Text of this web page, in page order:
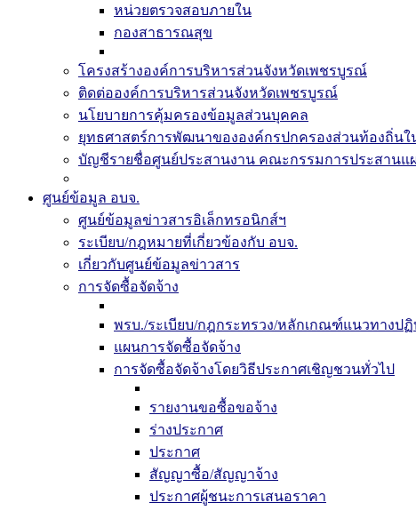
หน่วยตรวจสอบภายใน
กองสาธารณสุข
โครงสร้างองค์การบริหารส่วนจังหวัดเพชรบูรณ์
ติดต่อองค์การบริหารส่วนจังหวัดเพชรบูรณ์
นโยบายการคุ้มครองข้อมูลส่วนบุคคล
ยุทธศาสตร์การพัฒนาขององค์กรปกครองส่วนท้องถิ่นใ
บัญชีรายชื่อศูนย์ประสานงาน คณะกรรมการประสานแ
ศูนย์ข้อมูล อบจ.
ศูนย์ข้อมูลข่าวสารอิเล็กทรอนิกส์ฯ
ระเบียบ/กฎหมายที่เกี่ยวข้องกับ อบจ.
เกี่ยวกับศูนย์ข้อมูลข่าวสาร
การจัดซื้อจัดจ้าง
พรบ./ระเบียบ/กฎกระทรวง/หลักเกณฑ์แนวทางป
แผนการจัดซื้อจัดจ้าง
การจัดซื้อจัดจ้างโดยวิธีประกาศเชิญชวนทั่วไป
รายงานขอซื้อขอจ้าง
ร่างประกาศ
ประกาศ
สัญญาซื้อ/สัญญาจ้าง
ประกาศผู้ชนะการเสนอราคา